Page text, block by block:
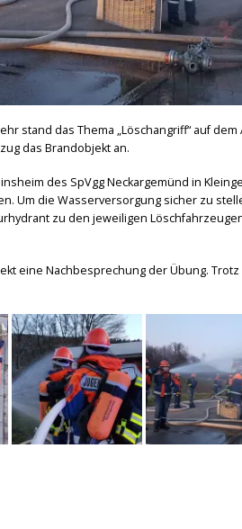
stand das Thema „Löschangriff“ auf
das Brandobjekt an.
des SpVgg Neckargemünd in
Um die Wasserversorgung sicher zu
zu den jeweiligen
eine Nachbesprechung der Übung.